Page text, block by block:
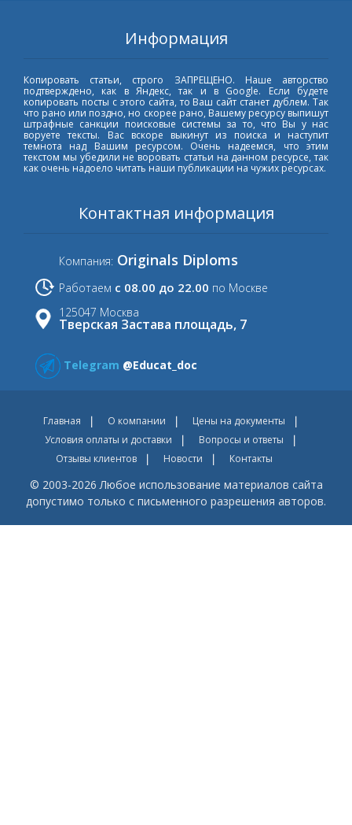
Информация
Копировать статьи, строго ЗАПРЕЩЕНО. Наше авторство
подтверждено, как в Яндекс, так и в Google. Если будете
копировать посты с этого сайта, то Ваш сайт станет дублем. Так
что рано или поздно, но скорее рано, Вашему ресурсу выпишут
штрафные санкции поисковые системы за то, что Вы у нас
воруете тексты. Вас вскоре выкинут из поиска и наступит
темнота над Вашим ресурсом. Очень надеемся, что этим
текстом мы убедили не воровать статьи на данном ресурсе, так
как очень надоело читать наши публикации на чужих ресурсах.
Контактная информация
Компания: Originals Diploms
Работаем с 08.00 до 22.00 по Москве
125047 Москва
Тверская Застава площадь, 7
Telegram @Educat_doc
Главная О компании
Цены на документы
Условия оплаты и доставки
Вопросы и ответы
Отзывы клиентов
Новости Контакты
© 2003-2026 Любое использование материалов сайта
допустимо только с письменного разрешения авторов.